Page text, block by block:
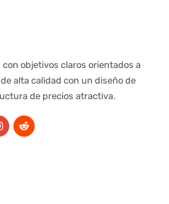
objetivos claros orientados a
alta calidad con un diseño de
de precios atractiva.